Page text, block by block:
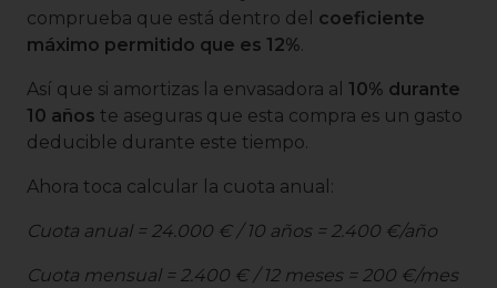
comprueba que está dentro del coeficiente
máximo permitido que es 12%.
Así que si amortizas la envasadora al 10% durante
10 años te aseguras que esta compra es un gasto
deducible durante este tiempo.
Ahora toca calcular la cuota anual:
Cuota anual = 24.000 € / 10 años = 2.400 €/año
Cuota mensual = 2.400 € / 12 meses = 200 €/mes